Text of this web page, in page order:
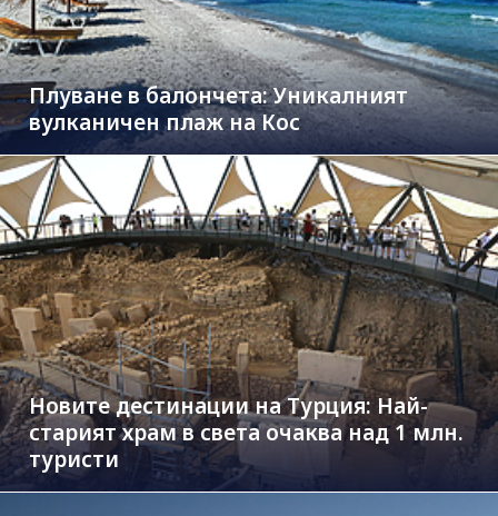
Плуване в балончета: Уникалният
вулканичен плаж на Кос
Новите дестинации на Турция: Най-
старият храм в света очаква над 1 млн.
туристи